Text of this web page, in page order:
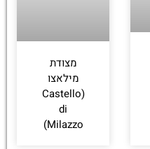
מצודת
מילאצו
(Castello
di
Milazzo)